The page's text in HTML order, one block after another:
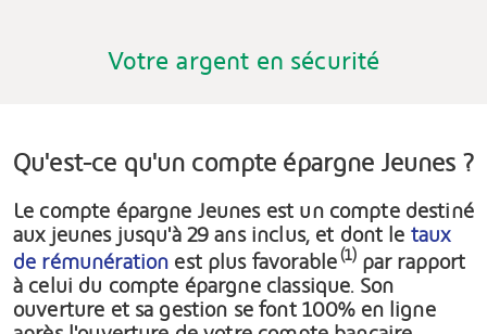
Votre argent en sécurité
Qu'est-ce qu'un compte épargne Jeunes ?
Le compte épargne Jeunes est un compte destiné
aux jeunes jusqu'à 29 ans inclus, et dont le taux
de rémunération est plus favorable(1)par rapport
à celui du compte épargne classique. Son
ouverture et sa gestion se font 100% en ligne